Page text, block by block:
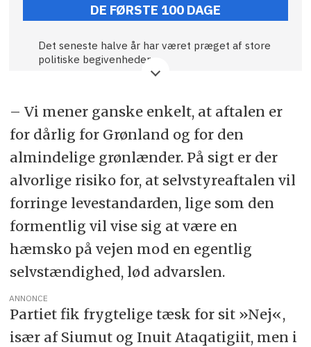
DE FØRSTE 100 DAGE
Det seneste halve år har været præget af store
politiske begivenheder.
Tirsdag den 4. februar: Formanden for
Naalakkersuisut Múte B. Egede udskriver valg
fra Inatsisartuts talerstol. Resten af samlingen
bliver aflyst.
Tirsdag den 11. marts: Valg til Inatsisartut, som
skabte den største omvæltning i Grønlands
nyere historie.
Fredag den 28. marts: Demokraatit, Inuit
Ataqatigiit, Siumut og Atassut underskriver
koalitionsaftalen »Vi står sammen om et trygt
og frit Grønland, der er under udvikling«.
Mandag den 7. april: Inatsisartut vælger det nye
Naalakkersuisut med Demokraatits formand
Jens-Frederik Nielsen i front.
– Vi mener ganske enkelt, at aftalen er
for dårlig for Grønland og for den
almindelige grønlænder. På sigt er der
alvorlige risiko for, at selvstyreaftalen vil
forringe levestandarden, lige som den
formentlig vil vise sig at være en
hæmsko på vejen mod en egentlig
selvstændighed, lød advarslen.
ANNONCE
Partiet fik frygtelige tæsk for sit »Nej«,
især af Siumut og Inuit Ataqatigiit, men i